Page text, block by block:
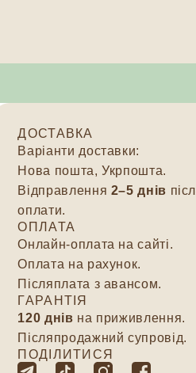
ДОСТАВКА
Варіанти доставки:
Нова пошта, Укрпошта.
Відправлення 2–5 днів
оплати.
ОПЛАТА
Онлайн-оплата на сайті.
Оплата на рахунок.
Післяплата з авансом.
ГАРАНТІЯ
120 днів на приживлення.
Післяпродажний супровід.
ПОДІЛИТИСЯ